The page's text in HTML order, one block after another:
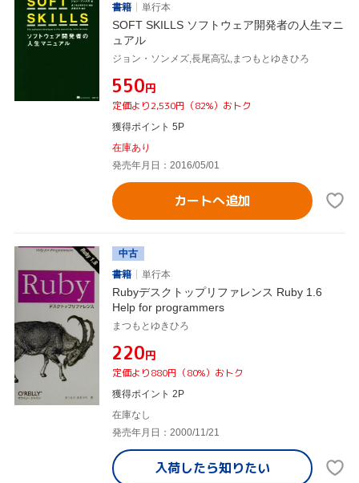
書籍
単行本
SOFT SKILLS ソフトウェア開発者の人生マニ
ュアル
ジョン・ソンメズ,長尾高弘,まつもとゆきひろ
¥550円
定価より2,530円（82%）おトク
獲得ポイント 5P
在庫あり
発売年月日：2016/05/01
カートへ追加
中古
書籍
単行本
Rubyデスクトップリファレンス Ruby 1.6
Help for programmers
まつもとゆきひろ
¥220円
定価より880円（80%）おトク
獲得ポイント 2P
在庫なし
発売年月日：2000/11/21
入荷したら知りたい